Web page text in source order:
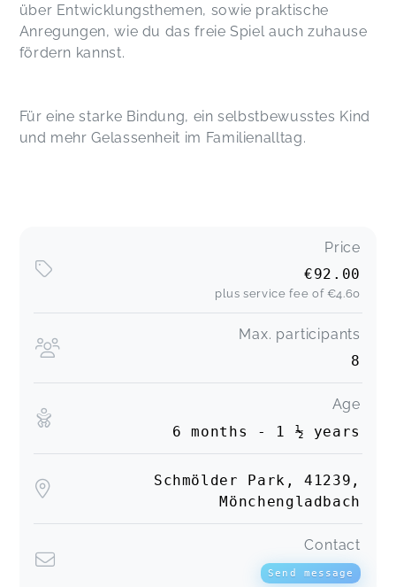
über Entwicklungsthemen, sowie praktische
Anregungen, wie du das freie Spiel auch zuhause
fördern kannst.
Für eine starke Bindung, ein selbstbewusstes Kind
und mehr Gelassenheit im Familienalltag.
Price
€92.00
plus service fee of €4.60
Max. participants
8
Age
6 months - 1 ½ years
Schmölder Park, 41239,
Mönchengladbach
Contact
Send message